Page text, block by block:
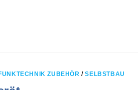
ZUBEHÖR /SELBSTBAU